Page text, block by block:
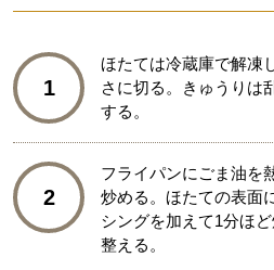
1
ほたては冷蔵庫で解凍
さに切る。きゅうりは
する。
2
フライパンにごま油を
炒める。ほたての表面
シングを加えて1分ほ
整える。